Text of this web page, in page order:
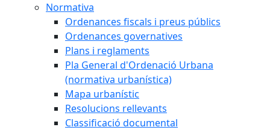
Normativa
Ordenances fiscals i preus públics
Ordenances governatives
Plans i reglaments
Pla General d'Ordenació Urbana
(normativa urbanística)
Mapa urbanístic
Resolucions rellevants
Classificació documental